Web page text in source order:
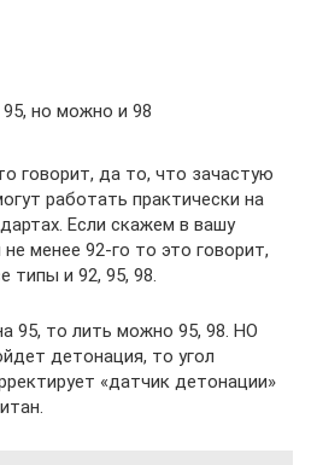
но можно и 98
говорит, да то, что зачастую
работать практически на
Если скажем в вашу
менее 92-го то это говорит,
типы и 92, 95, 98.
95, то лить можно 95, 98. НО
детонация, то угол
«датчик детонации»